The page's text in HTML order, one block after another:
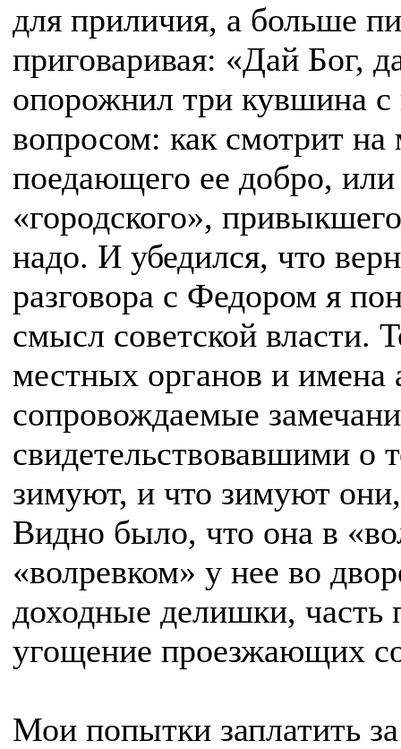
для приличия, а больше
приговаривая: «Дай Бог,
опорожнил три кувшина с
вопросом: как смотрит на
поедающего ее добро, или
«городского»,
надо. И убедился, что
разговора с Федором я
смысл советской власти.
местных органов и имена
сопровождаемые
свидетельствовавшими о
зимуют, и что зимуют
Видно было, что она в
«волревком» у нее во
доходные делишки, часть
угощение проезжающих
Мои попытки заплатить